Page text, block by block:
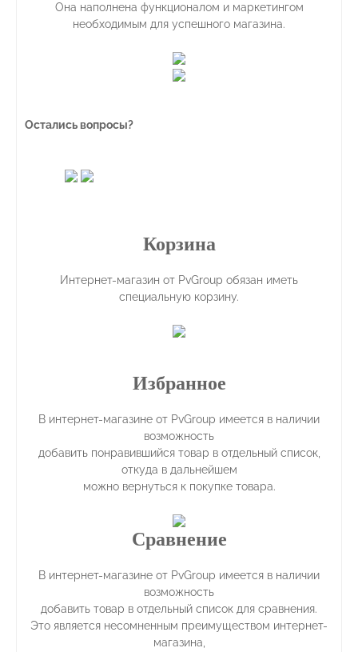
Она наполнена функционалом и маркетингом
необходимым для успешного магазина.
Остались вопросы?
Корзина
Интернет-магазин от PvGroup обязан иметь
специальную корзину.
Избранное
В интернет-магазине от PvGroup имеется в наличии
возможность
добавить понравившийся товар в отдельный список,
откуда в дальнейшем
можно вернуться к покупке товара.
Сравнение
В интернет-магазине от PvGroup имеется в наличии
возможность
добавить товар в отдельный список для сравнения.
Это является несомненным преимуществом интернет-
магазина,